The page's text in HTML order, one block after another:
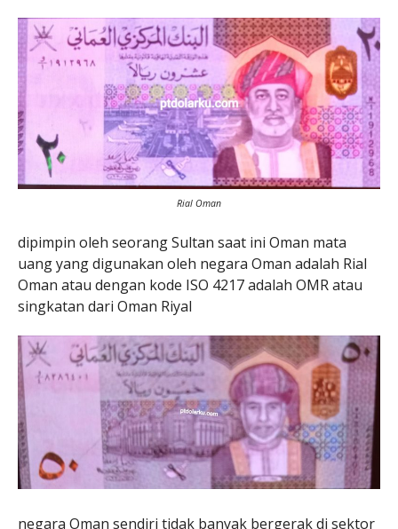
Rial Oman
dipimpin oleh seorang Sultan saat ini Oman mata
uang yang digunakan oleh negara Oman adalah Rial
Oman atau dengan kode ISO 4217 adalah OMR atau
singkatan dari Oman Riyal
negara Oman sendiri tidak banyak bergerak di sektor